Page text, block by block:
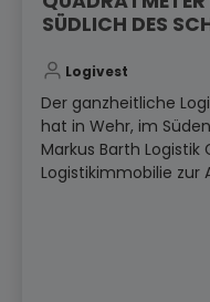
SÜDLICH DES
Logivest
Der ganzheitliche
hat in Wehr, im
Markus Barth Logistik
Logistikimmobilie zur